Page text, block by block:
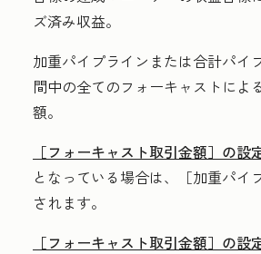
ズ済み収益。
加重パイプライン または合計パイ
間中の全てのフォーキャストによ
額。
［フォーキャスト取引金額］ の設
となっている場合は、［加重パイ
されます。
［フォーキャスト取引金額］ の設